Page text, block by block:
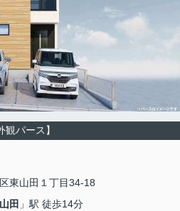
観パース】
東山田１丁目34-18
田 」駅 徒歩14分